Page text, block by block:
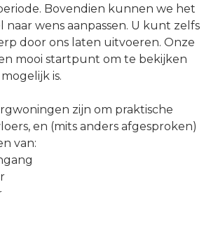
Bovendien kunnen we het
wens aanpassen. U kunt zelfs
door ons laten uitvoeren. Onze
mooi startpunt om te bekijken
is.
zijn om praktische
en (mits anders afgesproken)
van: